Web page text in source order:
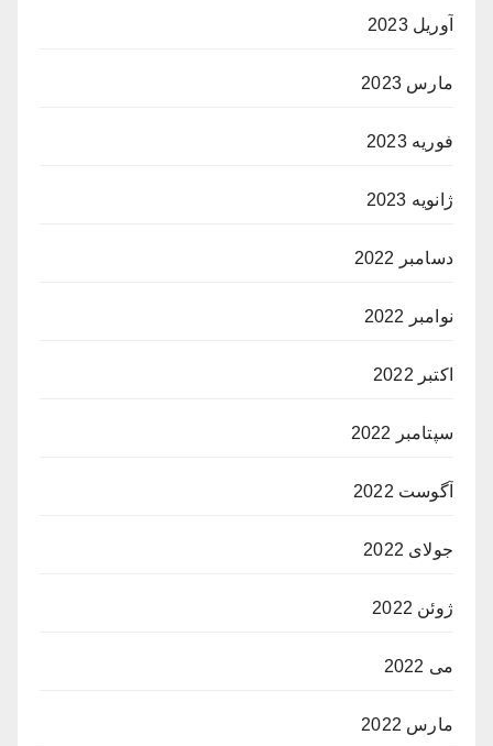
آوریل 2023
مارس 2023
فوریه 2023
ژانویه 2023
دسامبر 2022
نوامبر 2022
اکتبر 2022
سپتامبر 2022
آگوست 2022
جولای 2022
ژوئن 2022
می 2022
مارس 2022